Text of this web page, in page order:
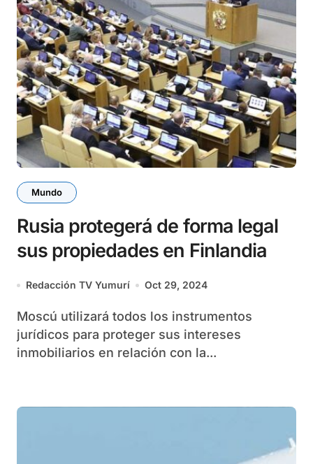
Mundo
Rusia protegerá de forma legal
sus propiedades en Finlandia
Redacción TV Yumurí Oct 29, 2024
Moscú utilizará todos los instrumentos
jurídicos para proteger sus intereses
inmobiliarios en relación con la...